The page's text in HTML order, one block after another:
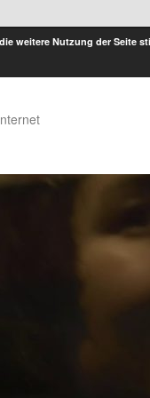
weitere Nutzung der Seite